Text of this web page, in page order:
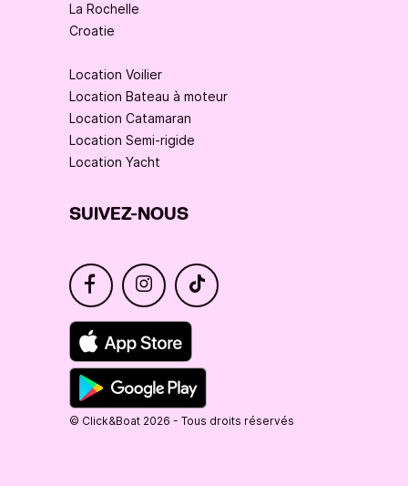
La Rochelle
Croatie
Location Voilier
Location Bateau à moteur
Location Catamaran
Location Semi-rigide
Location Yacht
SUIVEZ-NOUS
© Click&Boat 2026 - Tous droits réservés